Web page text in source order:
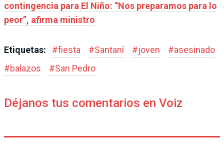
contingencia para El Niño: “Nos preparamos para lo
peor”, afirma ministro
Etiquetas: #fiesta #Santaní #joven #asesinado
#balazos #San Pedro
Déjanos tus comentarios en Voiz